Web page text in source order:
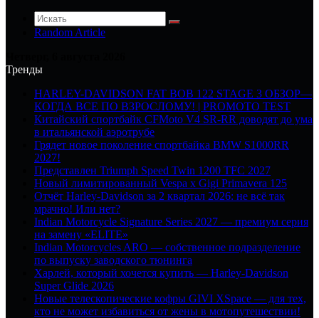
Random Article
Тренды
HARLEY-DAVIDSON FAT BOB 122 STAGE 3 ОБЗОР—
КОГДА ВСЕ ПО ВЗРОСЛОМУ! | PROMOTO TEST
Китайский спортбайк CFMoto V4 SR-RR доводят до ума
в итальянской аэротрубе
Грядет новое поколение спортбайка BMW S1000RR
2027!
Представлен Triumph Speed Twin 1200 TFC 2027
Новый лимитированный Vespa x Gigi Primavera 125
Отчёт Harley-Davidson за 2 квартал 2026: не всё так
мрачно! Или нет?
Indian Motorcycle Signature Series 2027 — премиум серия
на замену «ELITE»
Indian Motorcycles ARO — собственное подразделение
по выпуску заводского тюнинга
Харлей, который хочется купить — Harley-Davidson
Super Glide 2026
Новые телескопические кофры GIVI XSpace — для тех,
кто не может избавиться от жены в мотопутешествии!